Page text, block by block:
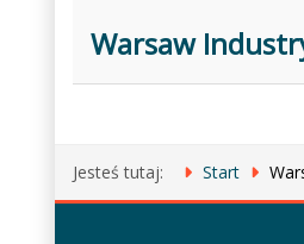
Warsaw
Jesteś tutaj: Start